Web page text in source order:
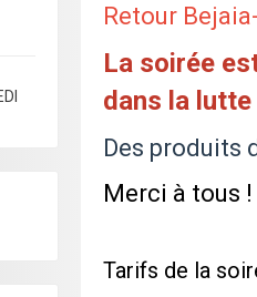
Retour
La soirée
dans la
Des produits
Merci à tous !
Tarifs de la